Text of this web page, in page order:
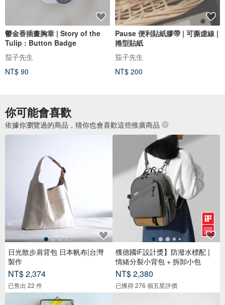
鬱金香插畫胸章 | Story of the
Tulip : Button Badge
茄子先生
NT$ 90
Pause 便利貼紙膠帶 | 可撕虛線 |
捲型貼紙
茄子先生
NT$ 200
你可能會喜歡
依據你瀏覽過的商品，猜你也會喜歡這些推廣商品
日光散步肩背包 日本帆布|台灣
製作
NT$ 2,374
已售出 22 件
獲德國iF設計獎】防潑水標配 |
情緒分裂小背包 + 拆卸小包
NT$ 2,380
已獲得 276 個五星評價